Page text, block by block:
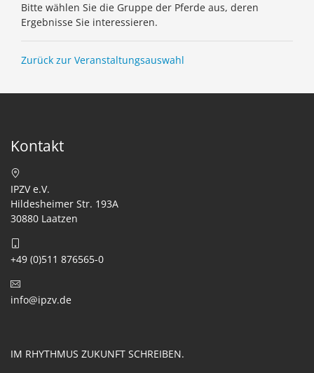
Bitte wählen Sie die Gruppe der Pferde aus, deren
Ergebnisse Sie interessieren.
Zurück zur Veranstaltungsauswahl
Kontakt
IPZV e.V.
Hildesheimer Str. 193A
30880 Laatzen
+49 (0)511 876565-0
info@ipzv.de
IM RHYTHMUS ZUKUNFT SCHREIBEN.